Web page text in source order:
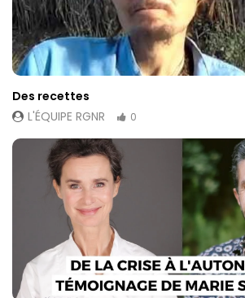
Des recettes
L'ÉQUIPE RGNR
0